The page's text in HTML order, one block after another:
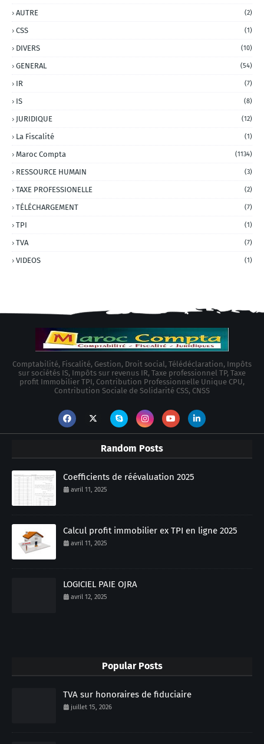
AUTRE (2)
CSS (1)
DIVERS (10)
GENERAL (54)
IR (7)
IS (8)
JURIDIQUE (12)
La Fiscalité (1)
Maroc Compta (1134)
RESSOURCE HUMAIN (3)
TAXE PROFESSIONELLE (2)
TÉLÉCHARGEMENT (7)
TPI (1)
TVA (7)
VIDEOS (1)
Comptabilité, Fiscalité, Gestion, Droit social, Télédéclaration, Impôts
sur sociétés IS, Impôts sur revenus IR, Taxe professionnel TP, Taxe
profit Immobilier TPI, Contribution Professionnelle Unique CPU,
Contribution Sociale de Solidarité CSS, CNSS
Random Posts
Coefficients de réévaluation 2025
avril 11, 2025
Calcul profit immobilier ex TPI en ligne 2025
avril 11, 2025
LOGICIEL PAIE OJRA
avril 12, 2025
Popular Posts
TVA sur honoraires de fiduciaire
juillet 15, 2026